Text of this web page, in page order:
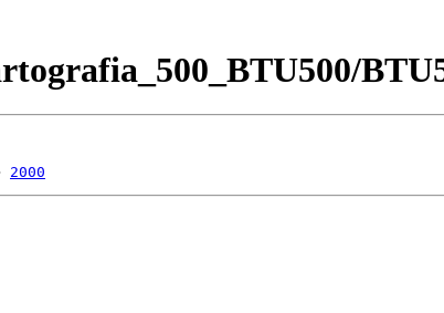
2000